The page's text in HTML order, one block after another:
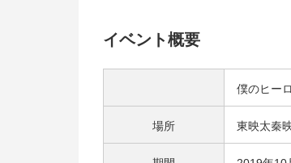
イベント概要
僕のヒー
場所 東映太秦